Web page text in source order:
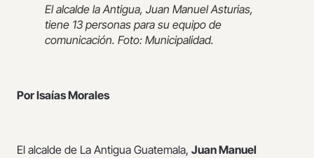
El alcalde la Antigua, Juan Manuel Asturias,
tiene 13 personas para su equipo de
comunicación. Foto: Municipalidad.
Por Isaías Morales
El alcalde de La Antigua Guatemala, Juan Manuel